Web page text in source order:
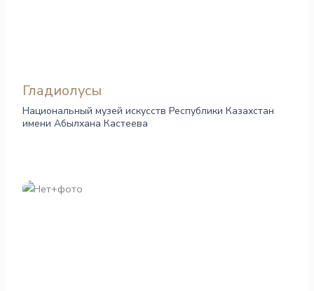
Гладиолусы
Национальный музей искусств Республики Казахстан
имени Абылхана Кастеева